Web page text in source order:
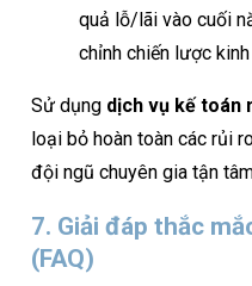
quả lỗ/lãi vào cuối
chỉnh chiến lược kinh
Sử dụng dịch vụ kế toán
loại bỏ hoàn toàn các rủi
đội ngũ chuyên gia tận
7. Giải đáp thắc
(FAQ)